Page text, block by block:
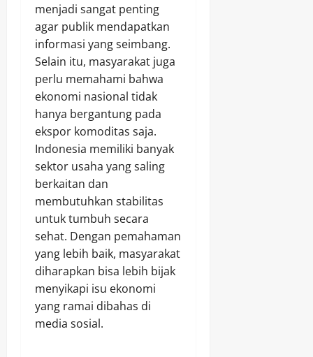
menjadi sangat penting
agar publik mendapatkan
informasi yang seimbang.
Selain itu, masyarakat juga
perlu memahami bahwa
ekonomi nasional tidak
hanya bergantung pada
ekspor komoditas saja.
Indonesia memiliki banyak
sektor usaha yang saling
berkaitan dan
membutuhkan stabilitas
untuk tumbuh secara
sehat. Dengan pemahaman
yang lebih baik, masyarakat
diharapkan bisa lebih bijak
menyikapi isu ekonomi
yang ramai dibahas di
media sosial.